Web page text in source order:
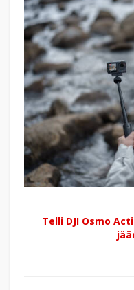
Telli DJI Osmo